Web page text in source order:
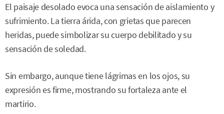
El paisaje desolado evoca una sensación de aislamiento y
sufrimiento. La tierra árida, con grietas que parecen
heridas, puede simbolizar su cuerpo debilitado y su
sensación de soledad.
Sin embargo, aunque tiene lágrimas en los ojos, su
expresión es firme, mostrando su fortaleza ante el
martirio.